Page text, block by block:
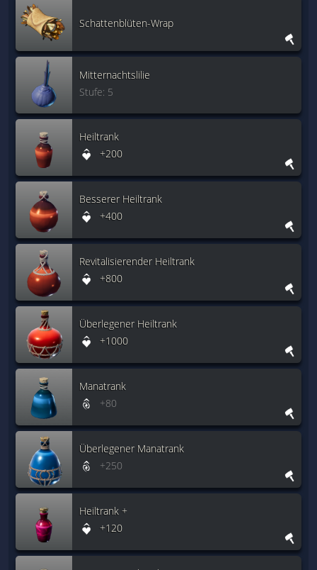
Schattenblüten-Wrap
Mitternachtslilie
Stufe: 5
Heiltrank
+200
Besserer Heiltrank
+400
Revitalisierender Heiltrank
+800
Überlegener Heiltrank
+1000
Manatrank
+80
Überlegener Manatrank
+250
Heiltrank +
+120